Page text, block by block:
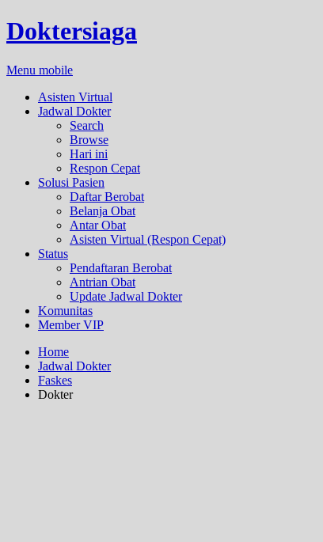
Doktersiaga
Menu mobile
Asisten Virtual
Jadwal Dokter
Search
Browse
Hari ini
Respon Cepat
Solusi Pasien
Daftar Berobat
Belanja Obat
Antar Obat
Asisten Virtual (Respon Cepat)
Status
Pendaftaran Berobat
Antrian Obat
Update Jadwal Dokter
Komunitas
Member VIP
Home
Jadwal Dokter
Faskes
Dokter